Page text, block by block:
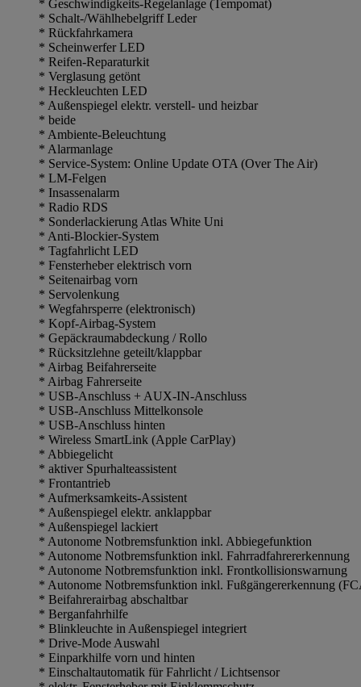
* Geschwindigkeits-Regelanlage (Tempomat)
* Schalt-/Wählhebelgriff Leder
* Rückfahrkamera
* Scheinwerfer LED
* Reifen-Reparaturkit
* Verglasung getönt
* Heckleuchten LED
* Außenspiegel elektr. verstell- und heizbar
* beide
* Ambiente-Beleuchtung
* Alarmanlage
* Service-System: Online Update OTA (Over The Air)
* LM-Felgen
* Insassenalarm
* Radio RDS
* Sonderlackierung Atlas White Uni
* Anti-Blockier-System
* Tagfahrlicht LED
* Fensterheber elektrisch vorn
* Seitenairbag vorn
* Servolenkung
* Wegfahrsperre (elektronisch)
* Kopf-Airbag-System
* Gepäckraumabdeckung / Rollo
* Rücksitzlehne geteilt/klappbar
* Airbag Beifahrerseite
* Airbag Fahrerseite
* USB-Anschluss + AUX-IN-Anschluss
* USB-Anschluss Mittelkonsole
* USB-Anschluss hinten
* Wireless SmartLink (Apple CarPlay)
* Abbiegelicht
* aktiver Spurhalteassistent
* Frontantrieb
* Aufmerksamkeits-Assistent
* Außenspiegel elektr. anklappbar
* Außenspiegel lackiert
* Autonome Notbremsfunktion inkl. Abbiegefunktion
* Autonome Notbremsfunktion inkl. Fahrradfahrererkennung
* Autonome Notbremsfunktion inkl. Frontkollisionswarnung
* Autonome Notbremsfunktion inkl. Fußgängererkennung
* Beifahrerairbag abschaltbar
* Berganfahrhilfe
* Blinkleuchte in Außenspiegel integriert
* Drive-Mode Auswahl
* Einparkhilfe vorn und hinten
* Einschaltautomatik für Fahrlicht / Lichtsensor